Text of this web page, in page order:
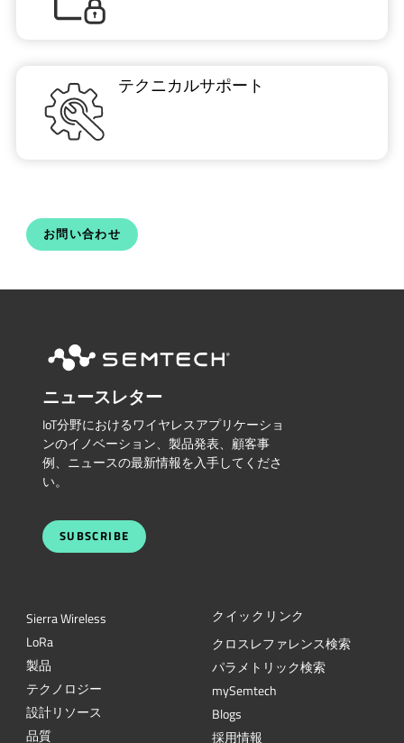
テクニカルサポート
お問い合わせ
ニュースレター
IoT分野におけるワイヤレスアプリケーショ
ンのイノベーション、製品発表、顧客事
例、ニュースの最新情報を入手してくださ
い。
SUBSCRIBE
Sierra Wireless
LoRa
製品
テクノロジー
設計リソース
品質
クイックリンク
クロスレファレンス検索
パラメトリック検索
mySemtech
Blogs
採用情報